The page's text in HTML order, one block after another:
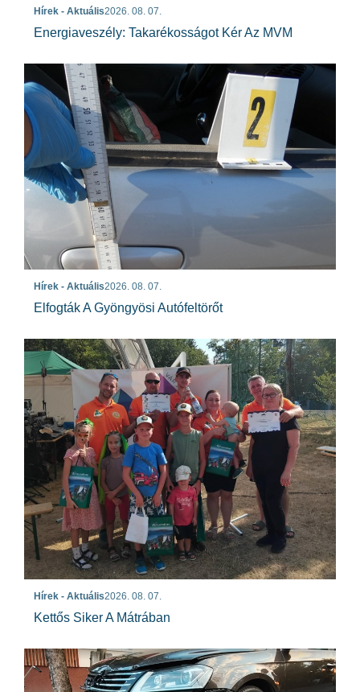
Hírek - Aktuális2026. 08. 07.
Energiaveszély: Takarékosságot Kér Az MVM
Hírek - Aktuális2026. 08. 07.
Elfogták A Gyöngyösi Autófeltörőt
Hírek - Aktuális2026. 08. 07.
Kettős Siker A Mátrában